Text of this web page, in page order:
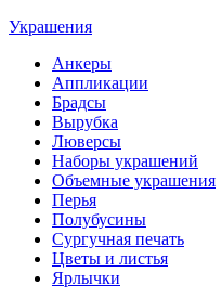
Украшения
Анкеры
Аппликации
Брадсы
Вырубка
Люверсы
Наборы украшений
Объемные украшения
Перья
Полубусины
Сургучная печать
Цветы и листья
Ярлычки